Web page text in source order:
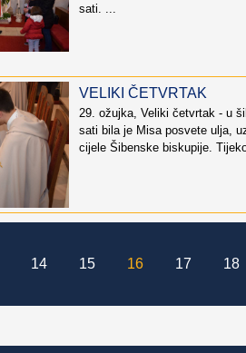
sati. ...
VELIKI ČETVRTAK
29. ožujka, Veliki četvrtak - u
sati bila je Misa posvete ulja,
cijele Šibenske biskupije.
14 15 16 17 18